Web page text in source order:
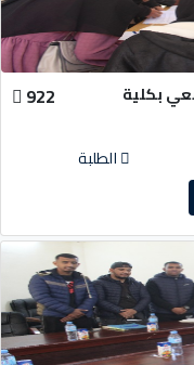
بكلية
922
الطلبة